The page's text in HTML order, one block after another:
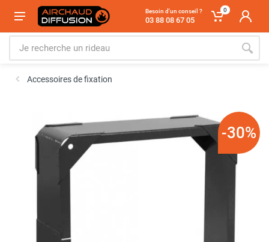
Besoin d'un conseil ?
03 88 08 67 05
0
Accessoires de fixation
-30%